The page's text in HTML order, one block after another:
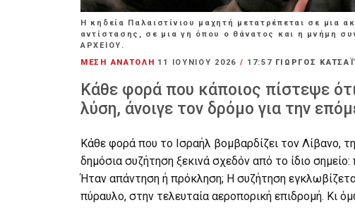
Η κηδεία Παλαιστίνιου μαχητή μετατρέπεται σε μια
αντίστασης, σε μια γη όπου ο θάνατος και η μνήμη
ΑΡΧΕΙΟΥ.
ΜΕΣΗ ΑΝΑΤΟΛΗ
11 ΙΟΥΝΊΟΥ 2026 / 17:57 ΓΙΩΡΓΟΣ
Κάθε φορά που κάποιος πίστεψε
λύση, άνοιγε τον δρόμο για την
Κάθε φορά που το Ισραήλ βομβαρδίζει τον Λίβανο,
δημόσια συζήτηση ξεκινά σχεδόν από το ίδιο
Ήταν απάντηση ή πρόκληση; Η συζήτηση
πύραυλο, στην τελευταία αεροπορική επιδρομή. Κι